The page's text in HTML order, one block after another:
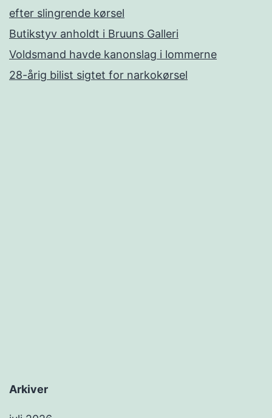
efter slingrende kørsel
Butikstyv anholdt i Bruuns Galleri
Voldsmand havde kanonslag i lommerne
28-årig bilist sigtet for narkokørsel
Arkiver